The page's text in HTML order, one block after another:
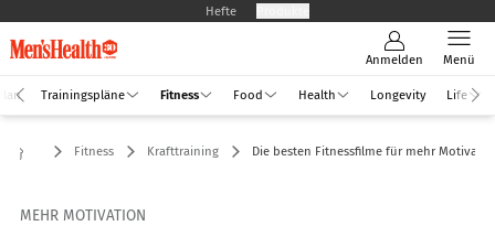
Hefte
Anmelden Menü
Trainingspläne Fitness Food Health Longevity Life
Fitness Krafttraining Die besten Fitnessfilme für mehr
MEHR MOTIVATION